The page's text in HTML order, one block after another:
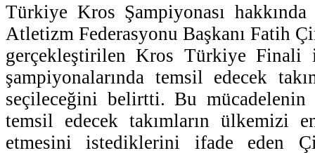
Türkiye Kros Şampiyonası
Atletizm Federasyonu Başkanı Fatih
gerçekleştirilen Kros Türkiye Finali
şampiyonalarında temsil edecek
seçileceğini belirtti. Bu mücadelenin
temsil edecek takımların ülkemizi
etmesini istediklerini ifade eden